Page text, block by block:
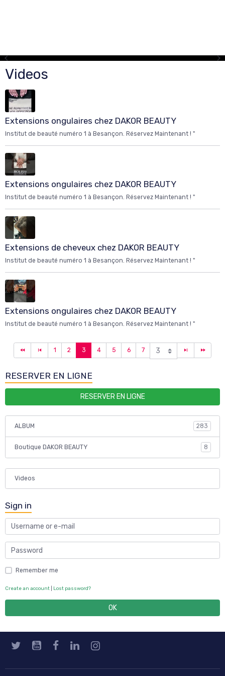
Videos
Extensions ongulaires chez DAKOR BEAUTY
Institut de beauté numéro 1 à Besançon. Réservez Maintenant ! "
Extensions ongulaires chez DAKOR BEAUTY
Institut de beauté numéro 1 à Besançon. Réservez Maintenant ! "
Extensions de cheveux chez DAKOR BEAUTY
Institut de beauté numéro 1 à Besançon. Réservez Maintenant ! "
Extensions ongulaires chez DAKOR BEAUTY
Institut de beauté numéro 1 à Besançon. Réservez Maintenant ! "
1 2 3 4 5 6 7
RESERVER EN LIGNE
RESERVER EN LIGNE
ALBUM 283
Boutique DAKOR BEAUTY 8
Videos
Sign in
Remember me
Create an account Lost password?
OK